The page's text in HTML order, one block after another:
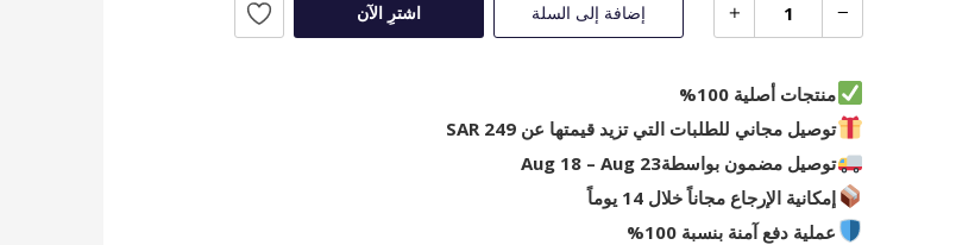
إضافة إلى السلة اشترِ الآن
منتجات أصلية 100%
توصيل مجاني للطلبات التي تزيد قيمتها عن 249 SAR
توصيل مضمون بواسطةAug 18 – Aug 23
إمكانية الإرجاع مجاناً خلال 14 يوماً
عملية دفع آمنة بنسبة 100%